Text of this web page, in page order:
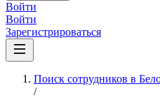
Войти
Войти
Зарегистрироваться
Поиск сотрудников в
/